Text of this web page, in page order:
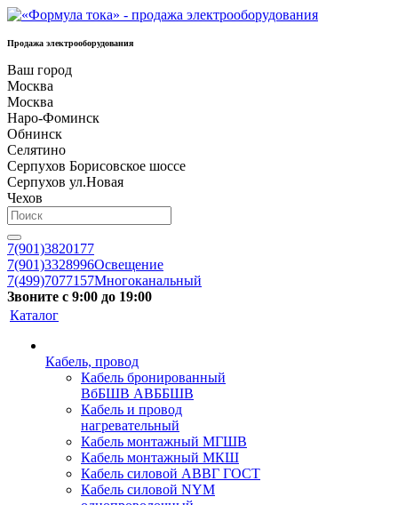
Продажа электрооборудования
Ваш город
Москва
Москва
Наро-Фоминск
Обнинск
Селятино
Серпухов Борисовское шоссе
Серпухов ул.Новая
Чехов
7(901)3820177
7(901)3328996Освещение
7(499)7077157Многоканальный
Звоните с 9:00 до 19:00
Каталог
Кабель, провод
Кабель бронированный
ВбБШВ АВББШВ
Кабель и провод
нагревательный
Кабель монтажный МГШВ
Кабель монтажный МКШ
Кабель силовой АВВГ ГОСТ
Кабель силовой NYM